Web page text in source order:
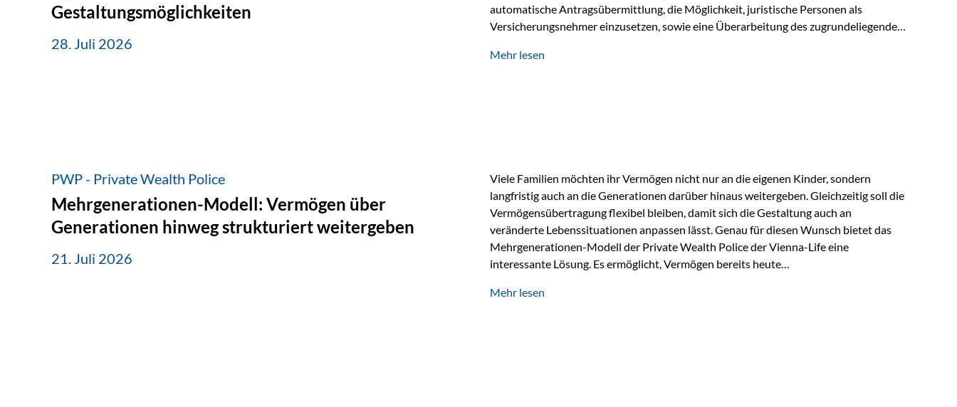
Gestaltungsmöglichkeiten
28. Juli 2026
automatische Antragsübermittlung, die Möglichkeit, juristische Personen als
Versicherungsnehmer einzusetzen, sowie eine Überarbeitung des zugrundeliegenden
Abwicklung für Vertriebspartner deutlich effizienter gestaltet. Anträge werden direkt
Mehr lesen
PWP - Private Wealth Police
Mehrgenerationen-Modell: Vermögen über
Generationen hinweg strukturiert weitergeben
21. Juli 2026
Viele Familien möchten ihr Vermögen nicht nur an die eigenen Kinder, sondern
langfristig auch an die Generationen darüber hinaus weitergeben. Gleichzeitig soll die
Vermögensübertragung flexibel bleiben, damit sich die Gestaltung auch an
veränderte Lebenssituationen anpassen lässt. Genau für diesen Wunsch bietet das
Mehrgenerationen-Modell der Private Wealth Police der Vienna-Life eine
interessante Lösung. Es ermöglicht, Vermögen bereits heute
Ausgangssituation Stellen Sie sich folgende Familie vor: Die Großeltern haben über
Mehr lesen